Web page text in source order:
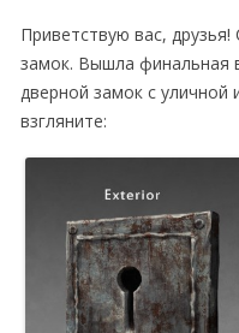
Приветствую вас,
замок. Вышла финальная
дверной замок с уличной
взгляните: